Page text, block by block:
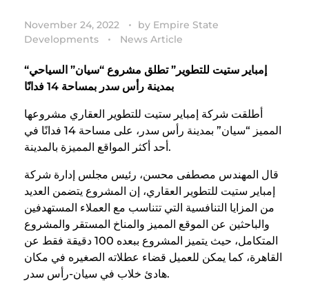
November 24, 2022 by Empire State
Developments
News Article
“إمباير ستيت للتطوير” تطلق مشروع “سيان” السياحي
بمدينة رأس سدر بمساحة 14 فدانًا
أطلقت شركة إمباير ستيت للتطوير العقاري مشروعها
المميز “سيان” بمدينة رأس سدر، على مساحة 14 فدانًا في
أحد أكثر المواقع المميزة بالمدينة.
قال المهندس مصطفى محسن، رئيس مجلس إدارة شركة
إمباير ستيت للتطوير العقاري، إن المشروع يتضمن العديد
من المزايا التنافسية التي تتناسب مع العملاء المستهدفين
والباحثين عن الموقع المميز والمناخ المستقر والمشروع
المتكامل، حيث يتميز المشروع ببعده 100 دقيقة فقط عن
القاهرة، كما يمكن للعميل قضاء عطلاته الصغيره في مكان
هادئ خلاب في سيان-رأس سدر.